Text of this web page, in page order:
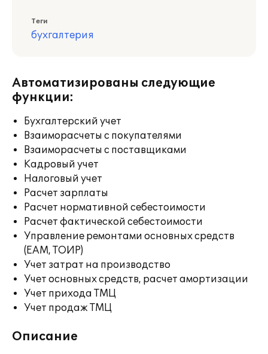
Теги
бухгалтерия
Автоматизированы следующие
функции:
Бухгалтерский учет
Взаиморасчеты с покупателями
Взаиморасчеты с поставщиками
Кадровый учет
Налоговый учет
Расчет зарплаты
Расчет нормативной себестоимости
Расчет фактической себестоимости
Управление ремонтами основных средств
(EAM, ТОИР)
Учет затрат на производство
Учет основных средств, расчет амортизации
Учет прихода ТМЦ
Учет продаж ТМЦ
Описание